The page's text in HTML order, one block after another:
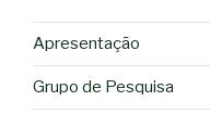
Apresentação
Grupo de Pesquisa